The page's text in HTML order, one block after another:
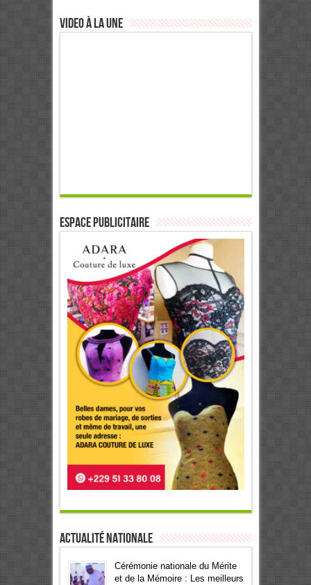
Video à la Une
ESPACE PUBLICITAIRE
Actualité Nationale
Cérémonie nationale du Mérite
et de la Mémoire : Les meilleurs